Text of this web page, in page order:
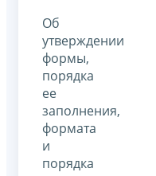
Об
утверждении
формы,
порядка
ее
заполнения,
формата
и
порядка